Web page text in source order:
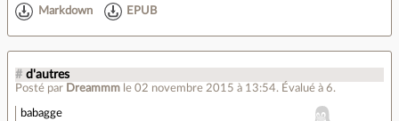
Markdown EPUB
# d'autres
Posté par Dreammm le 02 novembre 2015 à 13:54. Évalué à 6.
babagge